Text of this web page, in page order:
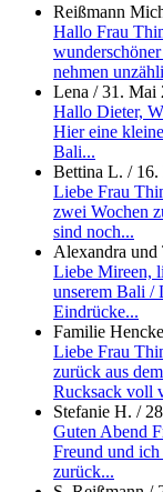
Reißmann
Hallo Frau
nehmen
Lena /31. Mai
Hallo Dieter,
Hier eine
Bali...
Bettina L. / 16.
Liebe Frau
zwei Wochen
sind noch...
Alexandra und
Liebe Mireen,
unserem Bali /
Eindrücke...
Familie Hencke
Liebe Frau
zurück aus
Rucksack voll
Stefanie H. /
Guten Abend
Freund und
zurück...